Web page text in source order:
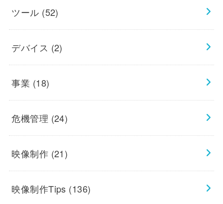
ツール (52)
デバイス (2)
事業 (18)
危機管理 (24)
映像制作 (21)
映像制作Tips (136)